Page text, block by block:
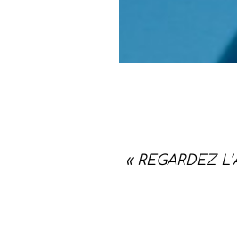
« REGARDEZ